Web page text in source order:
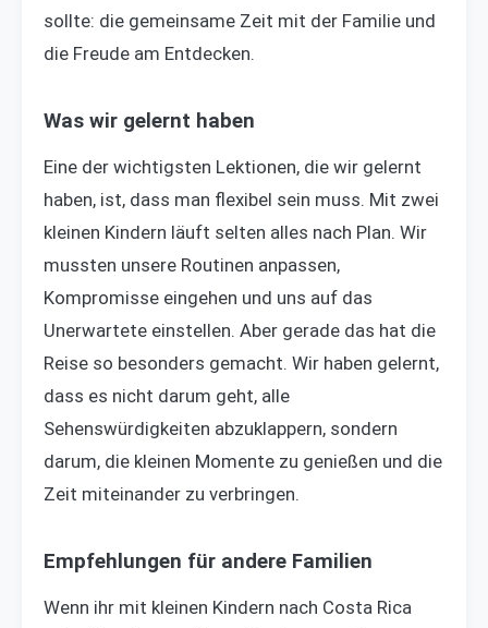
sollte: die gemeinsame Zeit mit der Familie und
die Freude am Entdecken.
Was wir gelernt haben
Eine der wichtigsten Lektionen, die wir gelernt
haben, ist, dass man flexibel sein muss. Mit zwei
kleinen Kindern läuft selten alles nach Plan. Wir
mussten unsere Routinen anpassen,
Kompromisse eingehen und uns auf das
Unerwartete einstellen. Aber gerade das hat die
Reise so besonders gemacht. Wir haben gelernt,
dass es nicht darum geht, alle
Sehenswürdigkeiten abzuklappern, sondern
darum, die kleinen Momente zu genießen und die
Zeit miteinander zu verbringen.
Empfehlungen für andere Familien
Wenn ihr mit kleinen Kindern nach Costa Rica